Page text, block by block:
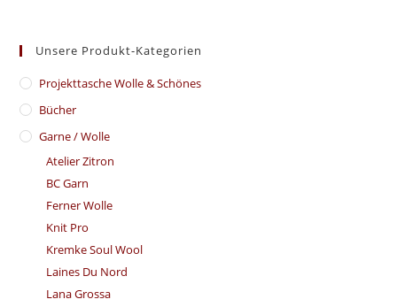
Unsere Produkt-Kategorien
​Projekttasche Wolle & Schönes
Bücher
Garne / Wolle
Atelier Zitron
BC Garn
Ferner Wolle
Knit Pro
Kremke Soul Wool
Laines Du Nord
Lana Grossa